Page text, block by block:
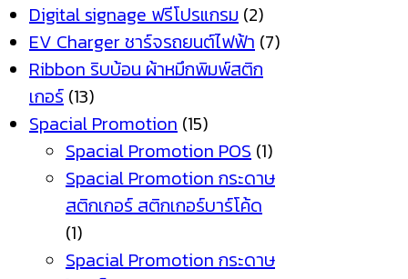
Digital signage ฟรีโปรแกรม (2)
EV Charger ชาร์จรถยนต์ไฟฟ้า (7)
Ribbon ริบบ้อน ผ้าหมึกพิมพ์สติก
เกอร์ (13)
Spacial Promotion (15)
Spacial Promotion POS (1)
Spacial Promotion กระดาษ
สติกเกอร์ สติกเกอร์บาร์โค้ด
(1)
Spacial Promotion กระดาษ